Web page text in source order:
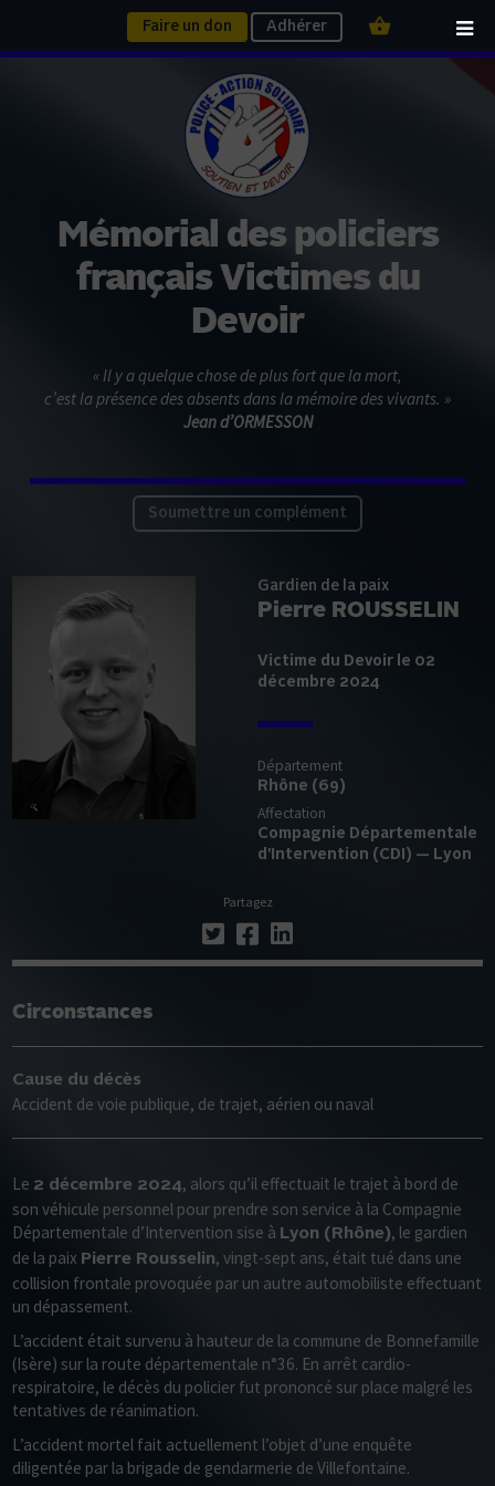
Faire un don Adhérer
Mémorial des policiers
français Victimes du
Devoir
« Il y a quelque chose de plus fort que la mort,
c’est la présence des absents dans la mémoire des vivants. »
Jean d’ORMESSON
Soumettre un complément
Gardien de la paix
Pierre ROUSSELIN
Victime du Devoir le 02
décembre 2024
Département
Rhône (69)
Affectation
Compagnie Départementale
d'Intervention (CDI) — Lyon
Partagez
Circonstances
Cause du décès
Accident de voie publique, de trajet, aérien ou naval
Le 2 décembre 2024, alors qu’il effectuait le trajet à bord de
son véhicule personnel pour prendre son service à la Compagnie
Départementale d’Intervention sise à Lyon (Rhône), le gardien
de la paix Pierre Rousselin, vingt-sept ans, était tué dans une
collision frontale provoquée par un autre automobiliste effectuant
un dépassement.
L’accident était survenu à hauteur de la commune de Bonnefamille
(Isère) sur la route départementale n°36. En arrêt cardio-
respiratoire, le décès du policier fut prononcé sur place malgré les
tentatives de réanimation.
L’accident mortel fait actuellement l’objet d’une enquête
diligentée par la brigade de gendarmerie de Villefontaine.